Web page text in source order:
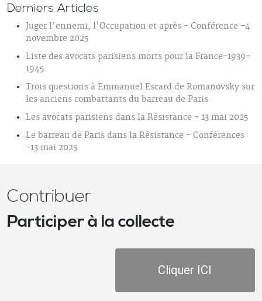
Derniers Articles
Juger l'ennemi, l'Occupation et après - Conférence -4
novembre 2025
Liste des avocats parisiens morts pour la France-1939-
1945
Trois questions à Emmanuel Escard de Romanovsky sur
les anciens combattants du barreau de Paris
Les avocats parisiens dans la Résistance - 13 mai 2025
Le barreau de Paris dans la Résistance - Conférences
-13 mai 2025
Contribuer
Participer à la collecte
Cliquer ICI